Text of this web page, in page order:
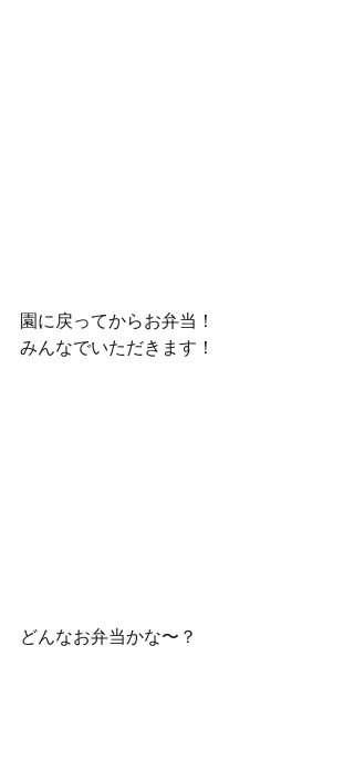
園に戻ってからお弁当！
みんなでいただきます！
どんなお弁当かな〜？